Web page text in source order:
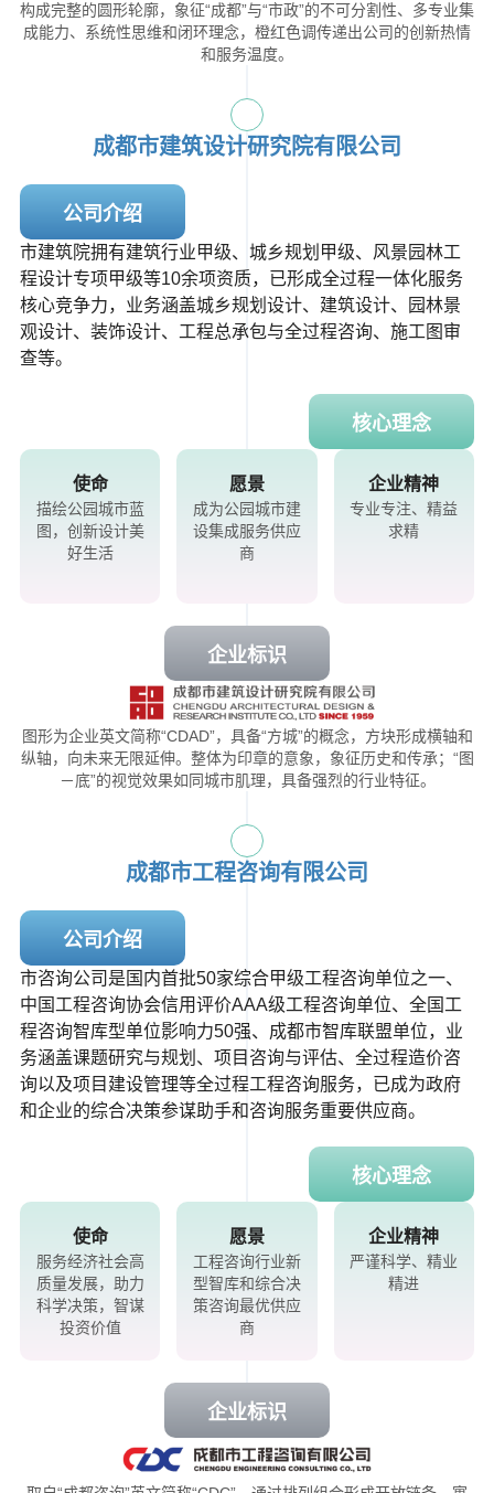
构成完整的圆形轮廓，象征“成都”与“市政”的不可分割性、多专业集
成能力、系统性思维和闭环理念，橙红色调传递出公司的创新热情
和服务温度。
成都市建筑设计研究院有限公司
公司介绍
市建筑院拥有建筑行业甲级、城乡规划甲级、风景园林工
程设计专项甲级等10余项资质，已形成全过程一体化服务
核心竞争力，业务涵盖城乡规划设计、建筑设计、园林景
观设计、装饰设计、工程总承包与全过程咨询、施工图审
查等。
核心理念
使命
描绘公园城市蓝
图，创新设计美
好生活
愿景
成为公园城市建
设集成服务供应
商
企业精神
专业专注、精益
求精
企业标识
图形为企业英文简称“CDAD”，具备“方城”的概念，方块形成横轴和
纵轴，向未来无限延伸。整体为印章的意象，象征历史和传承；“图
－底”的视觉效果如同城市肌理，具备强烈的行业特征。
成都市工程咨询有限公司
公司介绍
市咨询公司是国内首批50家综合甲级工程咨询单位之一、
中国工程咨询协会信用评价AAA级工程咨询单位、全国工
程咨询智库型单位影响力50强、成都市智库联盟单位，业
务涵盖课题研究与规划、项目咨询与评估、全过程造价咨
询以及项目建设管理等全过程工程咨询服务，已成为政府
和企业的综合决策参谋助手和咨询服务重要供应商。
核心理念
使命
服务经济社会高
质量发展，助力
科学决策，智谋
投资价值
愿景
工程咨询行业新
型智库和综合决
策咨询最优供应
商
企业精神
严谨科学、精业
精进
企业标识